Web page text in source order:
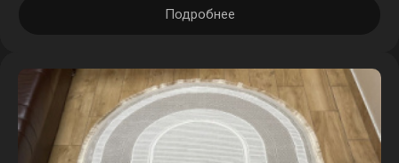
2,5 × 4 м
наличие
1 шт.
в корзине
3 × 5 м
наличие
1 шт.
Подробнее